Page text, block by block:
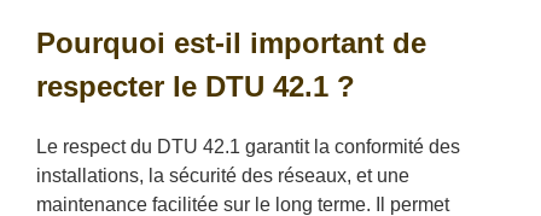
Pourquoi est-il important de
respecter le DTU 42.1 ?
Le respect du DTU 42.1 garantit la conformité des
installations, la sécurité des réseaux, et une
maintenance facilitée sur le long terme. Il permet